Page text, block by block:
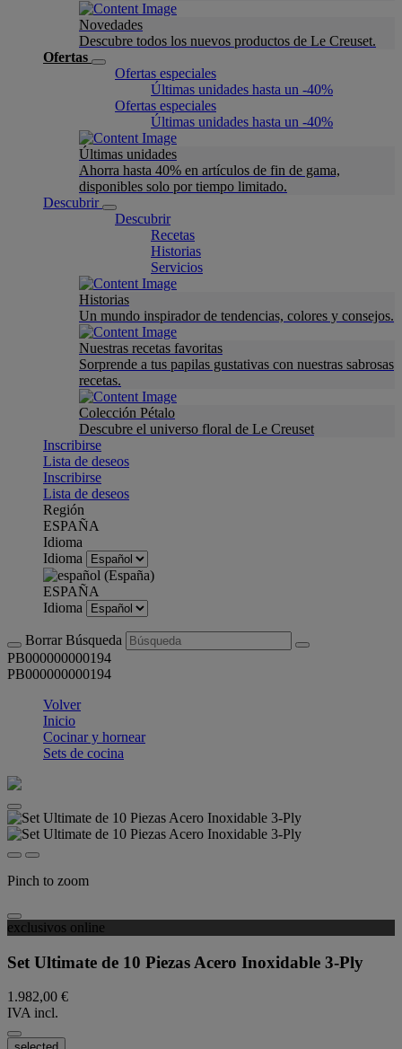
Novedades
Descubre todos los nuevos productos de Le Creuset.
Ofertas
Ofertas especiales
Últimas unidades hasta un -40%
Ofertas especiales
Últimas unidades hasta un -40%
Últimas unidades
Ahorra hasta 40% en artículos de fin de gama,
disponibles solo por tiempo limitado.
Descubrir
Descubrir
Recetas
Historias
Servicios
Historias
Un mundo inspirador de tendencias, colores y consejos.
Nuestras recetas favoritas
Sorprende a tus papilas gustativas con nuestras sabrosas
recetas.
Colección Pétalo
Descubre el universo floral de Le Creuset
Inscribirse
Lista de deseos
Inscribirse
Lista de deseos
Región
ESPAÑA
Idioma
Idioma
ESPAÑA
Idioma
Borrar Búsqueda
PB000000000194
PB000000000194
Volver
Inicio
Cocinar y hornear
Sets de cocina
Pinch to zoom
exclusivos online
Set Ultimate de 10 Piezas Acero Inoxidable 3-Ply
1.982,00 €
IVA incl.